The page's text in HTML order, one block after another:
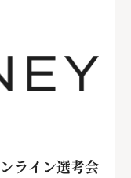
ライン選考会